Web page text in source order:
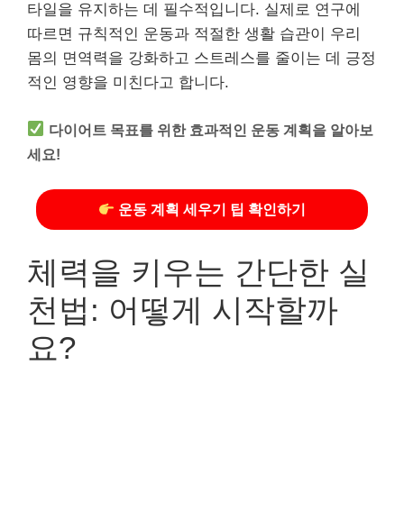
타일을 유지하는 데 필수적입니다. 실제로 연구에
따르면 규칙적인 운동과 적절한 생활 습관이 우리
몸의 면역력을 강화하고 스트레스를 줄이는 데 긍정
적인 영향을 미친다고 합니다.
다이어트 목표를 위한 효과적인 운동 계획을 알아보
세요!
운동 계획 세우기 팁 확인하기
체력을 키우는 간단한 실
천법: 어떻게 시작할까
요?